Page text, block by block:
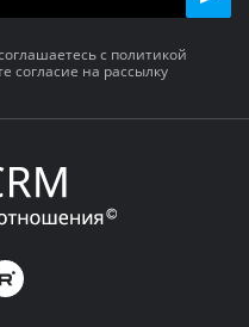
с политикой
согласие на рассылку